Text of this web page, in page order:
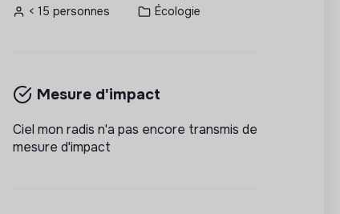
< 15 personnes
Écologie
Mesure d'impact
Ciel mon radis n'a pas encore transmis de
mesure d'impact